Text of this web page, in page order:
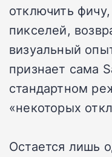
отключить
пикселей,
визуальный
признает сама
стандартном
«некоторых
Остается лишь